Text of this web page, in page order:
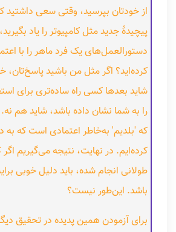
از خودتان بپرسید، وقتی سعی داشتید
پیچیدهٔ جدید مثل کامپیوتر را یاد
دستورالعمل‌های یک فرد ماهر را با
کرده‌اید؟ اگر مثل من باشید
شاید بعدها کسی راه ساده‌تری برای
را به شما نشان داده باشد، شاید هم
که 'بلدیم' به‌خاطر اعتمادی است که به
کرده‌ایم. در نهایت، نتیجه می‌گیریم
طولانی انجام شده، باید دلیل خوبی
باشد. این‌طور نیست؟
برای آزمودن همین پدیده در تحقیق